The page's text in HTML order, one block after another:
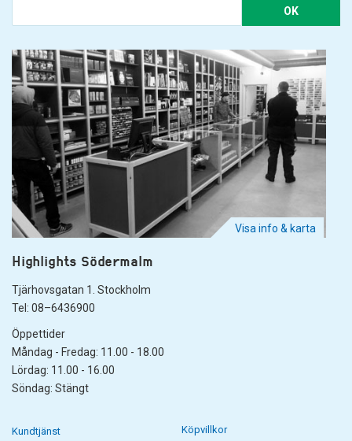
OK
Visa info & karta
Highlights Södermalm
Tjärhovsgatan 1. Stockholm
Tel: 08–6436900
Öppettider
Måndag - Fredag: 11.00 - 18.00
Lördag: 11.00 - 16.00
Söndag: Stängt
Kundtjänst
Köpvillkor